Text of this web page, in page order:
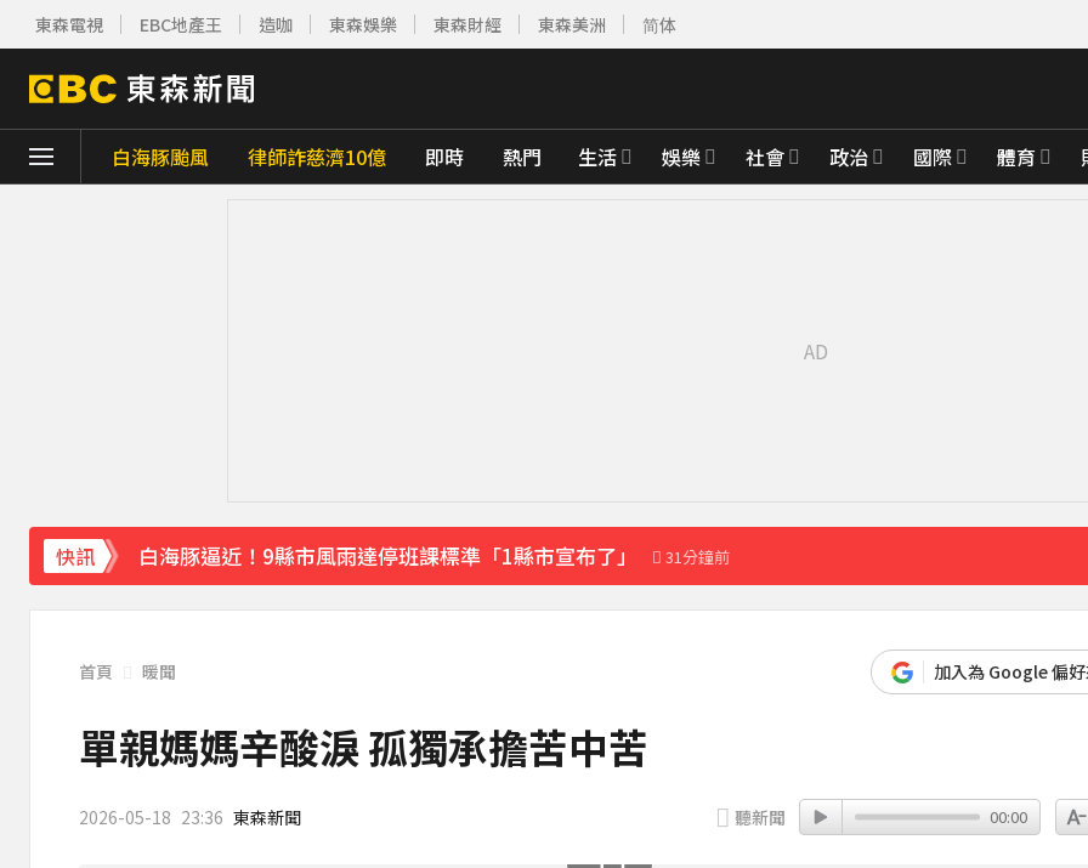
東森電視 EBC地產王 造咖 東森娛樂 東森財經 東森美洲 简体
白海豚颱風 律師詐慈濟10億 即時 熱門 生活 娛樂 社會 政治 國際 體育
快訊 白海豚逼近！9縣市風雨達停班課標準「1縣市宣布了」 31分鐘前
快訊／白海豚逼近！連江縣宣布明天停班停課 55分鐘前
《理財達人秀》X 安聯投信免費講座報名中！搶先卡位 2027
下載東森App，隨時掌握天下大小事！
首頁 暖聞 加入為 Google 偏
單親媽媽辛酸淚 孤獨承擔苦中苦
2026-05-18 23:36 東森新聞 聽新聞 00:00